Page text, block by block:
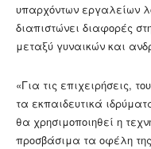
υπαρχόντων εργαλείων
διαπιστώνει διαφορές
μεταξύ γυναικών και
«Για τις επιχειρήσεις,
τα εκπαιδευτικά
θα χρησιμοποιηθεί η
προσβάσιμα τα οφέλη